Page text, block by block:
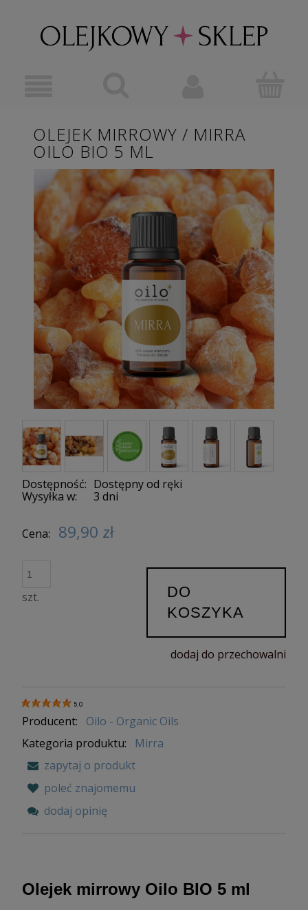
OLEJEK MIRROWY / MIRRA
OILO BIO 5 ML
Dostępność: Dostępny od ręki
Wysyłka w:
3 dni
Cena: 89,90 zł
szt.
DO
KOSZYKA
dodaj do przechowalni
5.0
Producent:
Oilo - Organic Oils
Kategoria produktu:
Mirra
zapytaj o produkt
poleć znajomemu
dodaj opinię
Olejek mirrowy Oilo BIO 5 ml